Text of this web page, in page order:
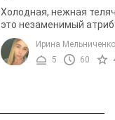
Холодная, нежная
это незаменимый
застолья. Хотя
готовится так легко,
делать ее хоть ...
Ирина Мельниченко
5
60